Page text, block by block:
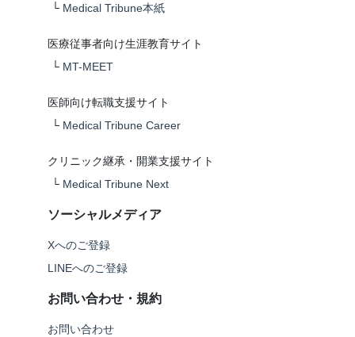
└ Medical Tribune本紙
医療従事者向け生涯教育サイト
└ MT-MEET
医師向け転職支援サイト
└ Medical Tribune Career
クリニック継承・開業支援サイト
└ Medical Tribune Next
ソーシャルメディア
Xへのご登録
LINEへのご登録
お問い合わせ・規約
お問い合わせ